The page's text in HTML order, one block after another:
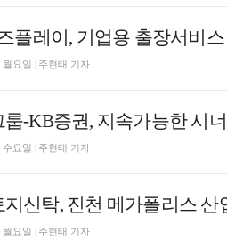
플레이, 기업용 출장서비스
월요일 | 주현태 기자
-KB증권, 지속가능한 시너
수요일 | 주현태 기자
지신탁, 진천 메가폴리스
월요일 | 주현태 기자